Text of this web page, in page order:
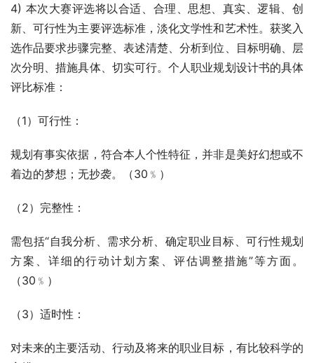
4) 本次大赛评选将以合适、合理、思想、真实、逻辑、创
新、可行性为主要评选标准，淡化文学性和艺术性。获奖入
选作品要求步骤完整、表述清楚、分析到位、目标明确、层
次分明、措施具体、切实可行。个人职业规划设计书的具体
评比标准：
（1）可行性：
规划有事实依据，符合本人个性特征，并非是美好幻想或不
着边的梦想；无抄袭。（30﹪）
（2）完整性：
需包括“自我分析、需求分析、确定职业目标、可行性规划
方案、详细的行动计划方案、评估调整措施”等方面。
（30﹪）
（3）适时性：
对未来的主要活动、行动及将来的职业目标，有比较科学的